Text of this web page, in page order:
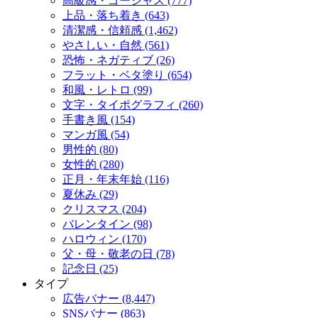
上品・落ち着き (643)
清潔感・信頼感 (1,462)
やさしい・自然 (561)
恐怖・ネガティブ (26)
フラット・ベタ塗り (654)
和風・レトロ (99)
文字・タイポグラフィ (260)
手書き風 (154)
マンガ風 (54)
男性的 (80)
女性的 (280)
正月・年末年始 (116)
夏休み (29)
クリスマス (204)
バレンタイン (98)
ハロウィン (170)
父・母・敬老の日 (78)
記念日 (25)
タイプ
広告バナー (8,447)
SNSバナー (863)